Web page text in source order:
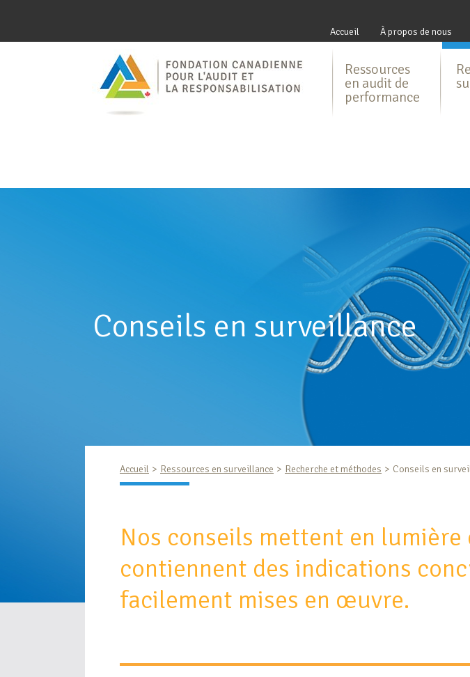
Accueil
À propos de nous
Ressources
en audit de
performance
Conseils en surveillance
Accueil Ressources en surveillance Recherche et méthodes Conseils en
Nos conseils mettent en
contiennent des indications
facilement mises en œuvre.